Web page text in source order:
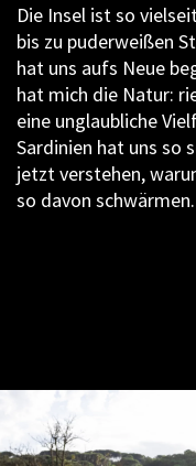
Die Insel ist so
bis zu puderweißen
hat uns aufs Neue
hat mich die Natur:
eine unglaubliche
Sardinien hat uns so
jetzt verstehen,
so davon schwärmen.